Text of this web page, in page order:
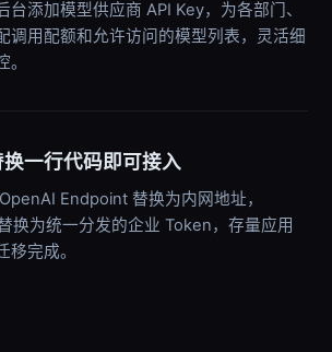
台添加模型供应商 API Key，为各部门、
调用配额和允许访问的模型列表，灵活细
。
换一行代码即可接入
Endpoint 替换为内网地址，
换为统一分发的企业 Token，存量应用
移完成。